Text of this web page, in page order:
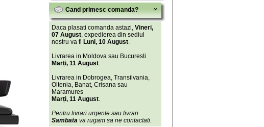
Cand primesc comanda?
Daca plasati comanda astazi, Vineri,
07 August, expedierea din sediul
nostru va fi Luni, 10 August.
Livrarea in Moldova sau Bucuresti
Marți, 11 August.
Livrarea in Dobrogea, Transilvania,
Oltenia, Banat, Crisana sau
Maramures
Marți, 11 August.
Pentru livrari urgente sau livrari
Sambata va rugam sa ne contactati.